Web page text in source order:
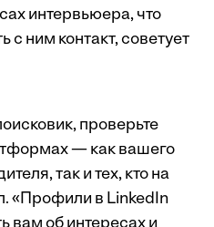
интервьюера, что
с ним контакт, советует
проверьте
— как вашего
так и тех, кто на
«Профили в LinkedIn